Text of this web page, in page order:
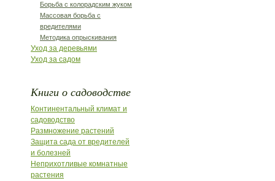
Борьба с колорадским жуком
Массовая борьба с
вредителями
Методика опрыскивания
Уход за деревьями
Уход за садом
Книги о садоводстве
Континентальный климат и
садоводство
Размножение растений
Защита сада от вредителей
и болезней
Неприхотливые комнатные
растения